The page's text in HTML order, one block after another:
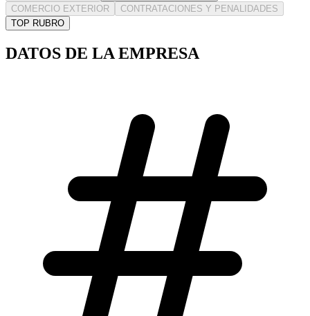
COMERCIO EXTERIOR
CONTRATACIONES Y PENALIDADES
TOP RUBRO
DATOS DE LA EMPRESA